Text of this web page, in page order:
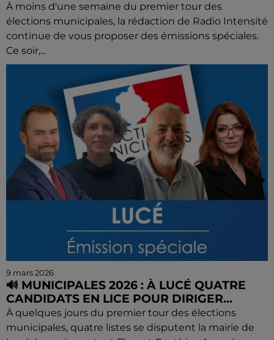
À moins d'une semaine du premier tour des
élections municipales, la rédaction de Radio Intensité
continue de vous proposer des émissions spéciales.
Ce soir,...
9 mars 2026
🔊 MUNICIPALES 2026 : À LUCÉ QUATRE
CANDIDATS EN LICE POUR DIRIGER...
À quelques jours du premier tour des élections
municipales, quatre listes se disputent la mairie de